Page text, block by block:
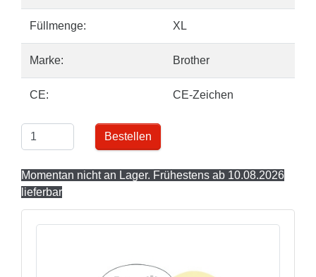
Füllmenge: XL
Marke: Brother
CE: CE-Zeichen
Bestellen
Momentan nicht an Lager. Frühestens ab 10.08.2026
lieferbar